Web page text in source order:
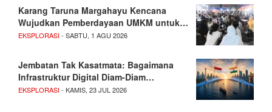
Karang Taruna Margahayu Kencana
Wujudkan Pemberdayaan UMKM untuk…
EKSPLORASI- SABTU, 1 AGU 2026
Jembatan Tak Kasatmata: Bagaimana
Infrastruktur Digital Diam-Diam…
EKSPLORASI- KAMIS, 23 JUL 2026